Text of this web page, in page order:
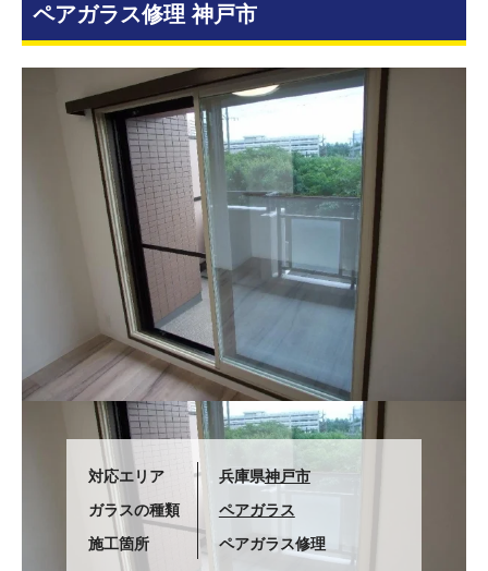
ペアガラス修理 神戸市
対応エリア 兵庫県神戸市
ガラスの種類
ペアガラス
施工箇所
ペアガラス修理